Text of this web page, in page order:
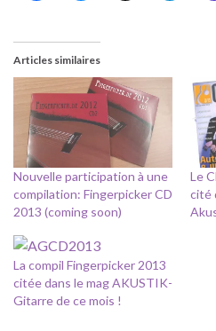
Articles similaires
Nouvelle participation à une
compilation: Fingerpicker CD
2013 (coming soon)
Le
cité
La compil Fingerpicker 2013
citée dans le mag AKUSTIK-
Gitarre de ce mois !